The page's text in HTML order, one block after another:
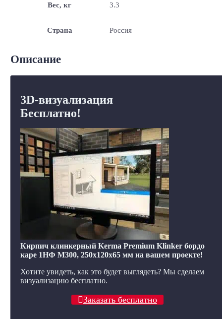
Вес, кг 3.3
Страна Россия
Описание
3D-визуализация
Бесплатно!
Кирпич клинкерный Kerma Premium Klinker бордо
каре 1НФ M300, 250x120x65 мм на вашем проекте!
Хотите увидеть, как это будет выглядеть? Мы сделаем
визуализацию бесплатно.
Заказать бесплатно